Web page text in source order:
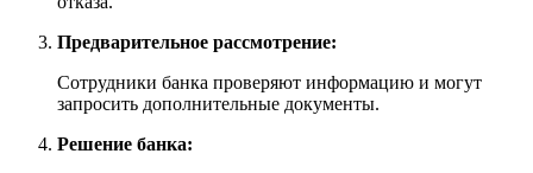
Предварительное рассмотрение:
Сотрудники банка проверяют информацию и могут
запросить дополнительные документы.
Решение банка: